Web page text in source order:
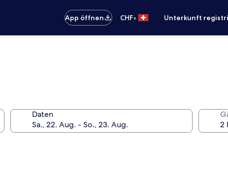
App öffnen
CHF• Unterkunft
Daten